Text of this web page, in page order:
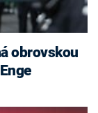
obrovskou